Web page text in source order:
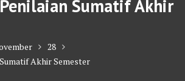
Sumatif Akhir
28
Akhir Semester